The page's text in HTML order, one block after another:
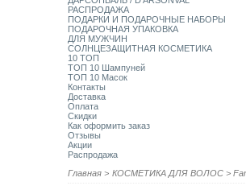
РАСПРОДАЖА
ПОДАРКИ И ПОДАРОЧНЫЕ НАБОРЫ
ПОДАРОЧНАЯ УПАКОВКА
ДЛЯ МУЖЧИН
СОЛНЦЕЗАЩИТНАЯ КОСМЕТИКА
10 ТОП
ТОП 10 Шампуней
ТОП 10 Масок
Контакты
Доставка
Оплата
Скидки
Как оформить заказ
Отзывы
Акции
Распродажа
Главная > КОСМЕТИКА ДЛЯ ВОЛОС >